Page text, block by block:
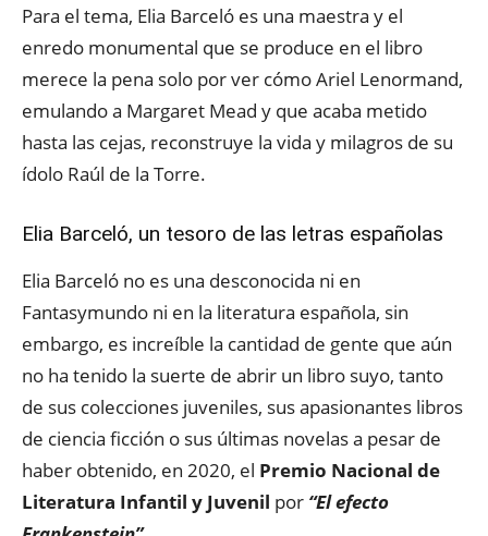
Para el tema, Elia Barceló es una maestra y el
enredo monumental que se produce en el libro
merece la pena solo por ver cómo Ariel Lenormand,
emulando a Margaret Mead y que acaba metido
hasta las cejas, reconstruye la vida y milagros de su
ídolo Raúl de la Torre.
Elia Barceló, un tesoro de las letras españolas
Elia Barceló no es una desconocida ni en
Fantasymundo ni en la literatura española, sin
embargo, es increíble la cantidad de gente que aún
no ha tenido la suerte de abrir un libro suyo, tanto
de sus colecciones juveniles, sus apasionantes libros
de ciencia ficción o sus últimas novelas a pesar de
haber obtenido, en 2020, el Premio Nacional de
Literatura Infantil y Juvenil por “El efecto